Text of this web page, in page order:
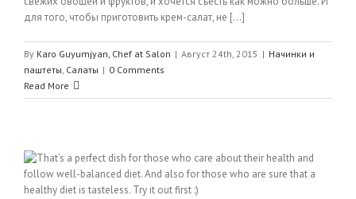
для того, чтобы приготовить крем-салат, не [...]
By Karo Guyumjyan, Chef at Salon | Август 24th, 2015 | Начинки и
паштеты, Салаты | 0 Comments
Read More